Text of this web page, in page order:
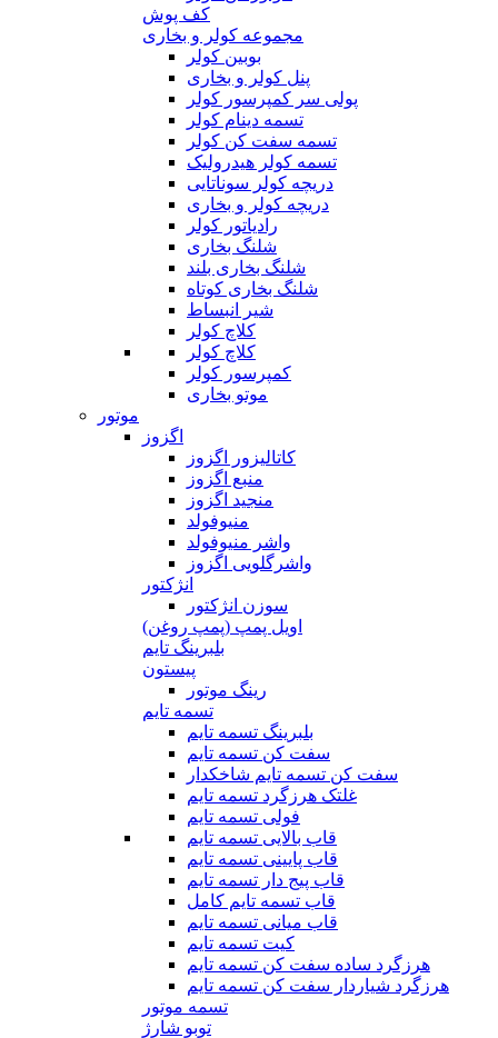
کف پوش
مجموعه کولر و بخاری
بوبین کولر
پنل کولر و بخاری
پولی سر کمپرسور کولر
تسمه دینام کولر
تسمه سفت کن کولر
تسمه کولر هیدرولیک
دریچه کولر سوناتایی
دریچه کولر و بخاری
رادیاتور کولر
شلنگ بخاری
شلنگ بخاری بلند
شلنگ بخاری کوتاه
شیر انبساط
کلاچ کولر
کلاچ کولر
کمپرسور کولر
موتو بخاری
موتور
اگزوز
کاتالیزور اگزوز
منبع اگزوز
منجید اگزوز
منیوفولد
واشر منیوفولد
واشرگلویی اگزوز
انژکتور
سوزن انژکتور
اویل پمپ (پمپ روغن)
بلبرینگ تایم
پیستون
رینگ موتور
تسمه تایم
بلبرینگ تسمه تایم
سفت کن تسمه تایم
سفت کن تسمه تایم شاخکدار
غلتک هرزگرد تسمه تایم
فولی تسمه تایم
قاب بالایی تسمه تایم
قاب پایینی تسمه تایم
قاب پیج دار تسمه تایم
قاب تسمه تایم کامل
قاب میانی تسمه تایم
کیت تسمه تایم
هرزگرد ساده سفت کن تسمه تایم
هرزگرد شیاردار سفت کن تسمه تایم
تسمه موتور
توبو شارژ